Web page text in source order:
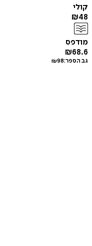
קולי
₪48
מודפס
₪68.6
גב הספר: ₪98